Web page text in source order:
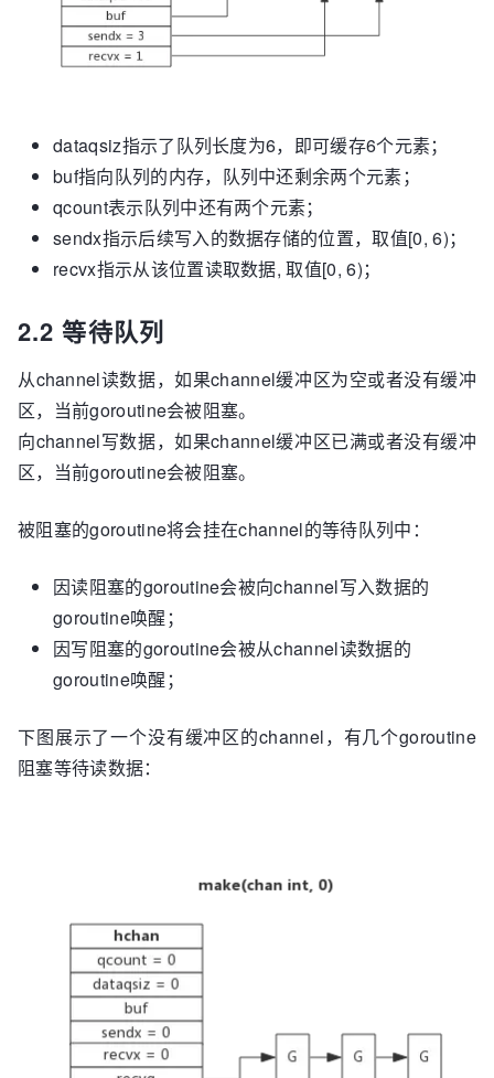
dataqsiz指示了队列长度为6，即可缓存6个元素；
buf指向队列的内存，队列中还剩余两个元素；
qcount表示队列中还有两个元素；
sendx指示后续写入的数据存储的位置，取值[0, 6)；
recvx指示从该位置读取数据, 取值[0, 6)；
2.2 等待队列
从channel读数据，如果channel缓冲区为空或者没有缓冲
区，当前goroutine会被阻塞。
向channel写数据，如果channel缓冲区已满或者没有缓冲
区，当前goroutine会被阻塞。
被阻塞的goroutine将会挂在channel的等待队列中：
因读阻塞的goroutine会被向channel写入数据的
goroutine唤醒；
因写阻塞的goroutine会被从channel读数据的
goroutine唤醒；
下图展示了一个没有缓冲区的channel，有几个goroutine
阻塞等待读数据：